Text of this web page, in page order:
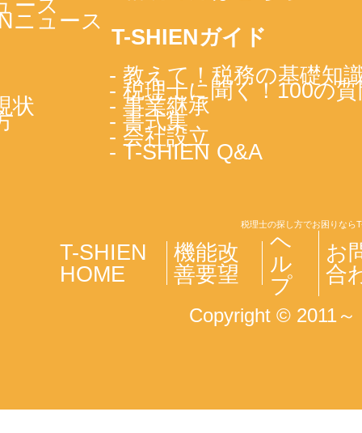
ース
ニュース
状
T-SHIENガイド
- 教えて！税務の基礎知
- 税理士に聞く！100の
- 事業継承
- 書式集
- 会社設立
- T-SHIEN Q&A
税理士の探し方でお困りなら
T-SHIEN
HOME
機能改
善要望
ヘ
ル
プ
お
合
Copyright © 2011